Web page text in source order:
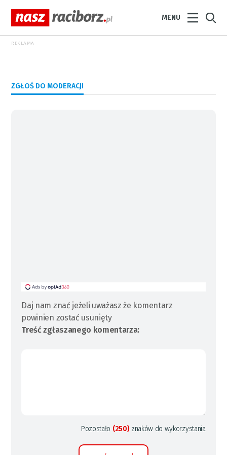
MENU
REKLAMA
ZGŁOŚ DO MODERACJI
Daj nam znać jeżeli uważasz że komentarz
powinien zostać usunięty
Treść zgłaszanego komentarza:
Pozostało (250) znaków do wykorzystania